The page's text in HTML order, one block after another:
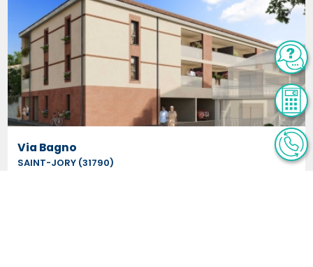
Via Bagno
SAINT-JORY (31790)